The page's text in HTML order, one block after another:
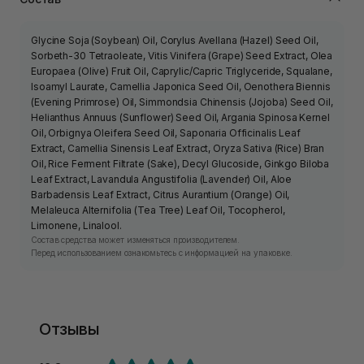
Glycine Soja (Soybean) Oil, Corylus Avellana (Hazel) Seed Oil,
Sorbeth-30 Tetraoleate, Vitis Vinifera (Grape) Seed Extract, Olea
Europaea (Olive) Fruit Oil, Caprylic/Capric Triglyceride, Squalane,
Isoamyl Laurate, Camellia Japonica Seed Oil, Oenothera Biennis
(Evening Primrose) Oil, Simmondsia Chinensis (Jojoba) Seed Oil,
Helianthus Annuus (Sunflower) Seed Oil, Argania Spinosa Kernel
Oil, Orbignya Oleifera Seed Oil, Saponaria Officinalis Leaf
Extract, Camellia Sinensis Leaf Extract, Oryza Sativa (Rice) Bran
Oil, Rice Ferment Filtrate (Sake), Decyl Glucoside, Ginkgo Biloba
Leaf Extract, Lavandula Angustifolia (Lavender) Oil, Aloe
Barbadensis Leaf Extract, Citrus Aurantium (Orange) Oil,
Melaleuca Alternifolia (Tea Tree) Leaf Oil, Tocopherol,
Limonene, Linalool.
Состав средства может изменяться производителем.
Перед использованием ознакомьтесь с информацией на упаковке.
Отзывы